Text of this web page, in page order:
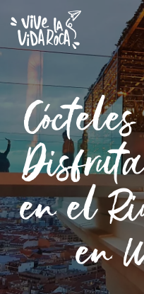
en el
en